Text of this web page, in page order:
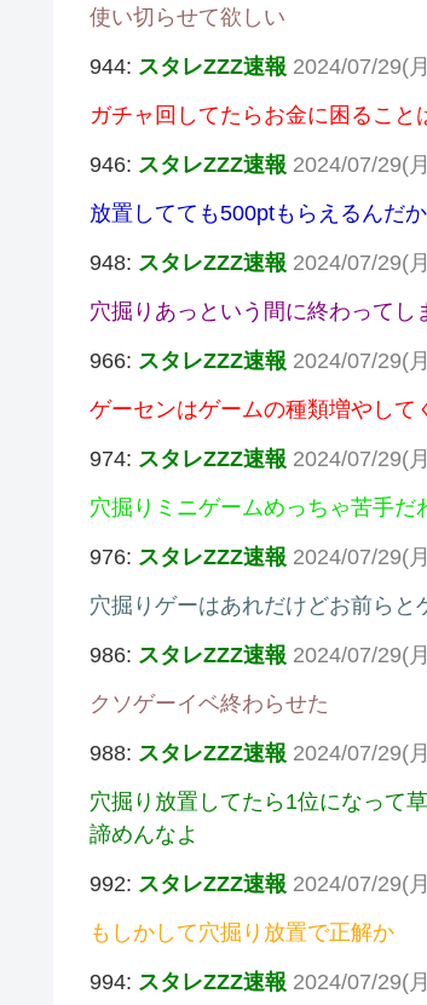
使い切らせて欲しい
944: スタレZZZ速報 2024/07/29(
ガチャ回してたらお金に困ること
946: スタレZZZ速報 2024/07/29(
放置してても500ptもらえるんだ
948: スタレZZZ速報 2024/07/29(
穴掘りあっという間に終わってし
966: スタレZZZ速報 2024/07/29(
ゲーセンはゲームの種類増やして
974: スタレZZZ速報 2024/07/29(
穴掘りミニゲームめっちゃ苦手だ
976: スタレZZZ速報 2024/07/29(
穴掘りゲーはあれだけどお前らと
986: スタレZZZ速報 2024/07/29(
クソゲーイベ終わらせた
988: スタレZZZ速報 2024/07/29(
穴掘り放置してたら1位になって草
諦めんなよ
992: スタレZZZ速報 2024/07/29(
もしかして穴掘り放置で正解か
994: スタレZZZ速報 2024/07/29(